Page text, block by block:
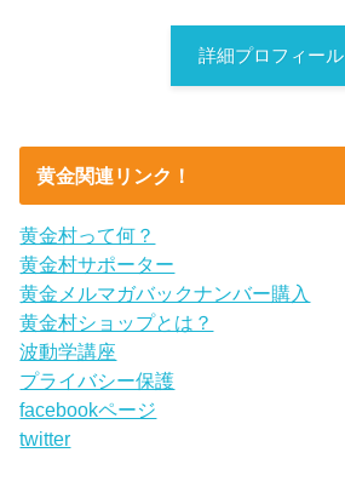
詳細プロフィール
黄金関連リンク！
黄金村って何？
黄金村サポーター
黄金メルマガバックナンバー購入
黄金村ショップとは？
波動学講座
プライバシー保護
facebookページ
twitter